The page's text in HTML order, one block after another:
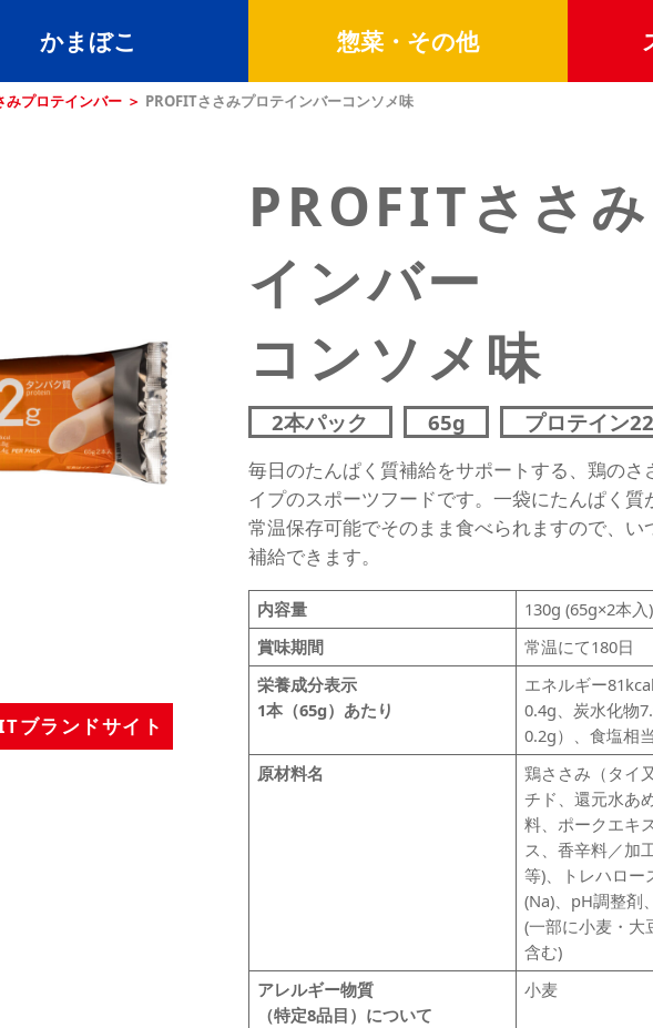
かまぼこ 惣菜・その他
みプロテインバー PROFITささみプロテインバーコンソメ味
ブランドサイト
PROFITささ
インバー
コンソメ味
2本パック 65g プロテイン
毎日のたんぱく質補給をサポートする、鶏のさ
イプのスポーツフードです。一袋にたんぱく質
常温保存可能でそのまま食べられますので、
補給できます。
内容量
130g (65g×2本入)
賞味期間
常温にて180日
栄養成分表示
1本（65g）あたり
エネルギー
0.4g、炭水化物
0.2g）、食塩相
原材料名
鶏ささみ（タイ
チド、還元水あ
料、ポークエキ
ス、香辛料／加
等)、トレハロー
(Na)、pH調整剤
(一部に小麦・大
含む)
アレルギー物質
（特定8品目）について
小麦